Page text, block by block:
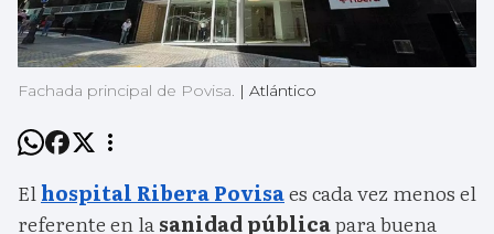
Fachada principal de Povisa. | Atlántico
Elhospital Ribera Povisaes cada vez menos el
referente en lasanidad públicapara buena